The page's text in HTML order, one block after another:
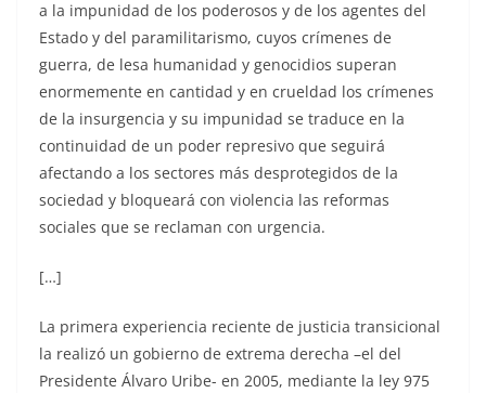
a la impunidad de los poderosos y de los agentes del
Estado y del paramilitarismo, cuyos crímenes de
guerra, de lesa humanidad y genocidios superan
enormemente en cantidad y en crueldad los crímenes
de la insurgencia y su impunidad se traduce en la
continuidad de un poder represivo que seguirá
afectando a los sectores más desprotegidos de la
sociedad y bloqueará con violencia las reformas
sociales que se reclaman con urgencia.
[…]
La primera experiencia reciente de justicia transicional
la realizó un gobierno de extrema derecha –el del
Presidente Álvaro Uribe- en 2005, mediante la ley 975